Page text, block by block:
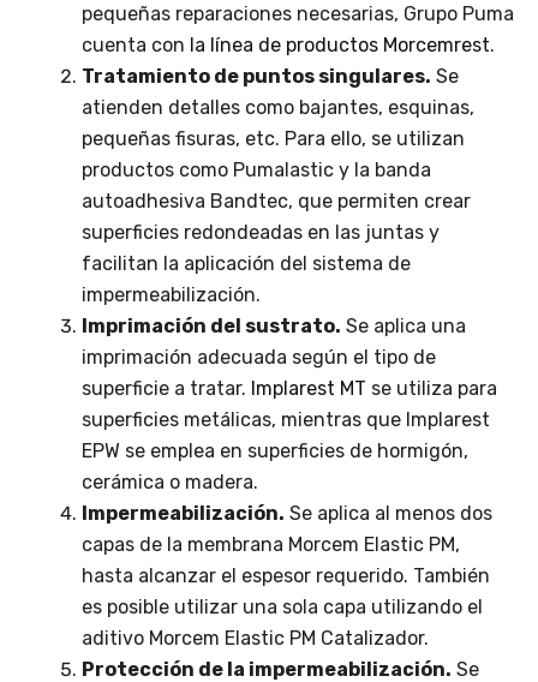
pequeñas reparaciones necesarias, Grupo Puma
cuenta con la línea de productos Morcemrest.
Tratamiento de puntos singulares. Se
atienden detalles como bajantes, esquinas,
pequeñas fisuras, etc. Para ello, se utilizan
productos como Pumalastic y la banda
autoadhesiva Bandtec, que permiten crear
superficies redondeadas en las juntas y
facilitan la aplicación del sistema de
impermeabilización.
Imprimación del sustrato. Se aplica una
imprimación adecuada según el tipo de
superficie a tratar. Implarest MT se utiliza para
superficies metálicas, mientras que Implarest
EPW se emplea en superficies de hormigón,
cerámica o madera.
Impermeabilización. Se aplica al menos dos
capas de la membrana Morcem Elastic PM,
hasta alcanzar el espesor requerido. También
es posible utilizar una sola capa utilizando el
aditivo Morcem Elastic PM Catalizador.
Protección de la impermeabilización. Se